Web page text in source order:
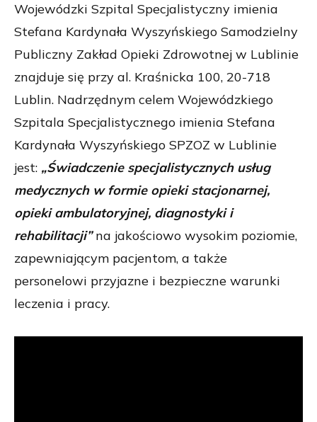
Wojewódzki Szpital Specjalistyczny imienia
Stefana Kardynała Wyszyńskiego Samodzielny
Publiczny Zakład Opieki Zdrowotnej w Lublinie
znajduje się przy al. Kraśnicka 100, 20-718
Lublin. Nadrzędnym celem Wojewódzkiego
Szpitala Specjalistycznego imienia Stefana
Kardynała Wyszyńskiego SPZOZ w Lublinie
jest: „Świadczenie specjalistycznych usług
medycznych w formie opieki stacjonarnej,
opieki ambulatoryjnej, diagnostyki i
rehabilitacji”na jakościowo wysokim poziomie,
zapewniającym pacjentom, a także
personelowi przyjazne i bezpieczne warunki
leczenia i pracy.